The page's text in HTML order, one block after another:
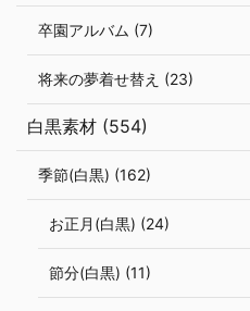
卒園アルバム (7)
将来の夢着せ替え (23)
白黒素材 (554)
季節(白黒) (162)
お正月(白黒) (24)
節分(白黒) (11)